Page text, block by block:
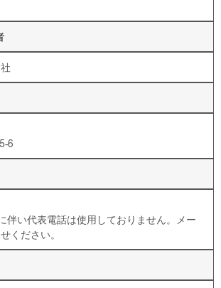
6
伴い代表電話は使用しておりません。メー
ください。